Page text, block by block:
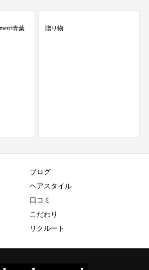
ブログ
ヘアスタイル
口コミ
こだわり
リクルート